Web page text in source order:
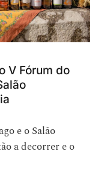
V Fórum do
e o Salão
a decorrer e o